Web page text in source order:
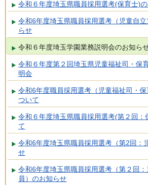
令和６年度埼玉県職員採用選考(保育士)
令和6年度埼玉県職員採用選考（児童自
らせ
令和６年度埼玉学園業務説明会のお知ら
令和６年度第２回埼玉県児童福祉司・保
明会
令和6年度職員採用選考（児童福祉司・
ついて
令和６年度埼玉県職員採用選考(第２回：
て
令和6年度埼玉県職員採用選考（第2回：
せ
令和6年度埼玉県職員採用選考（第２回
員）のお知らせ